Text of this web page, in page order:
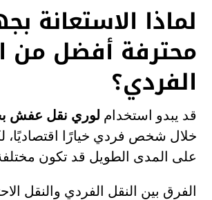
لماذا الاستعانة
محترفة أفضل من
الفردي؟
قد يبدو استخدام لوري نقل عفش
خلال شخص فردي خيارًا اقتصاديًا،
على المدى الطويل قد تكون
الفرق بين النقل الفردي والنقل